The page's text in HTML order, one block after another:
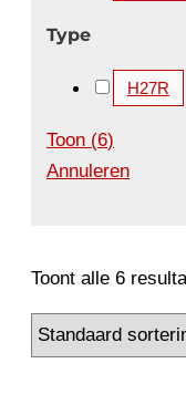
Type
H27R
Toon (6)
Annuleren
Toont alle 6